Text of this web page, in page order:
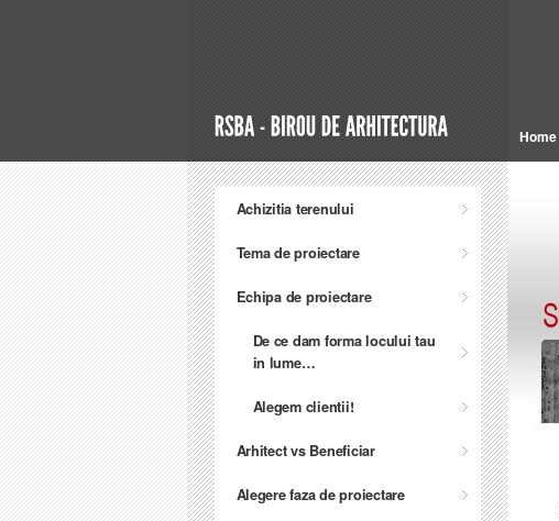
Home
Achizitia terenului
Tema de proiectare
Echipa de proiectare
De ce dam forma locului tau
in lume…
Alegem clientii!
Arhitect vs Beneficiar
Alegere faza de proiectare